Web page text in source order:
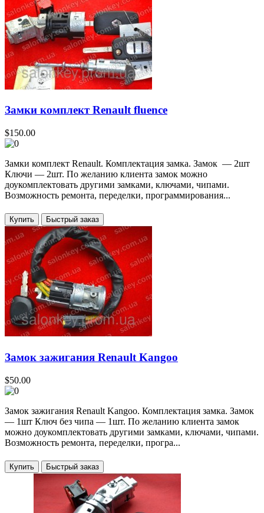
Замки комплект Renault fluence
$150.00
Замки комплект Renault. Комплектация замка. Замок — 2шт
Ключи — 2шт. По желанию клиента замок можно
доукомплектовать другими замками, ключами, чипами.
Возможность ремонта, переделки, программирования...
Купить
Замок зажигания Renault Kangoo
$50.00
Замок зажигания Renault Kangoo. Комплектация замка. Замок
— 1шт Ключ без чипа — 1шт. По желанию клиента замок
можно доукомплектовать другими замками, ключами, чипами.
Возможность ремонта, переделки, програ...
Купить